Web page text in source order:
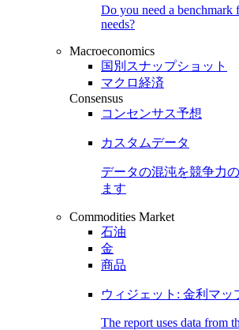
Do you need a benchmark
needs?
Macroeconomics
国別スナップショット
マクロ経済
Consensus
コンセンサス予想
カスタムデータ
データの混沌を競争力
ます
Commodities Market
石油
金
商品
ウィジェット: 金利マッ
The report uses data from